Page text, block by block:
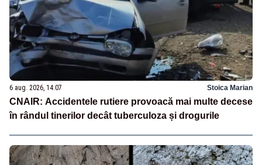
6 aug. 2026, 14:07 Stoica Marian
CNAIR: Accidentele rutiere provoacă mai multe decese
în rândul tinerilor decât tuberculoza și drogurile